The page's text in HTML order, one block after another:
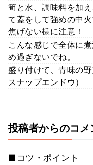
筍と水、調味料を加
て蓋をして強めの中
焦げない様に注意！
こんな感じで全体に
め過ぎないでね。
盛り付けて、青味の
スナップエンドウ）
投稿者からのコメ
■コツ・ポイント